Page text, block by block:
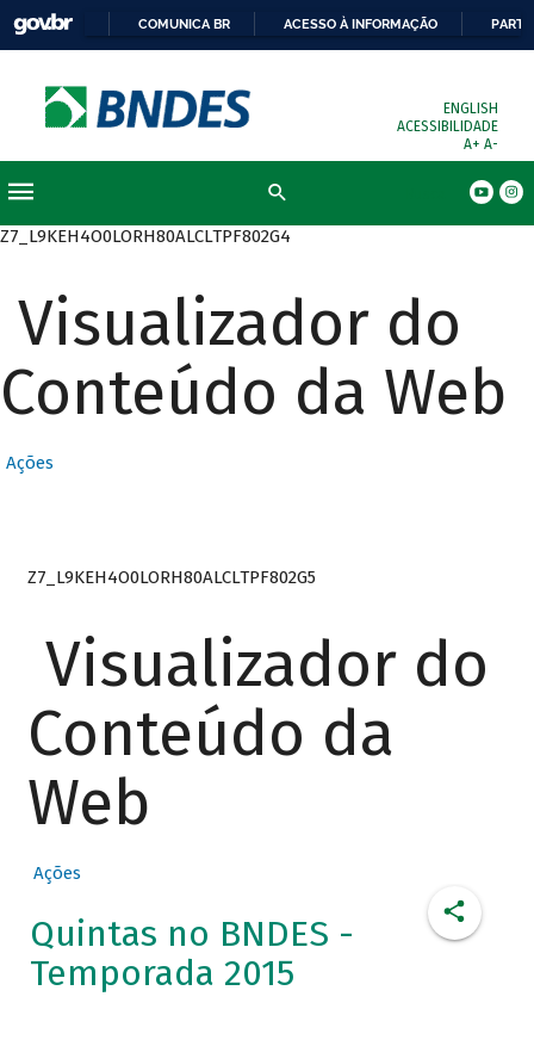
COMUNICA BR ACESSO À INFORMAÇÃO
ENGLISH
ACESSIBILIDADE
A+ A-
Z7_L9KEH4O0LORH80ALCLTPF802G4
Visualizador do
Conteúdo da Web
Ações
Z7_L9KEH4O0LORH80ALCLTPF802G5
Visualizador do
Conteúdo da
Web
Ações
Quintas no BNDES -
Temporada 2015